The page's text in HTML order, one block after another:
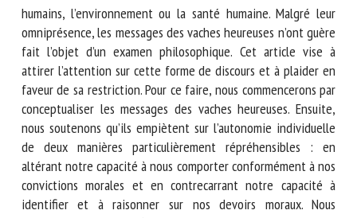
animaux non humains, l’environnement ou la santé humaine.
Malgré leur omniprésence, les messages des vaches
heureuses n’ont guère fait l’objet d’un examen
philosophique. Cet article vise à attirer l’attention sur cette
forme de discours et à plaider en faveur de sa restriction.
Pour ce faire, nous commencerons par conceptualiser les
messages des vaches heureuses. Ensuite, nous soutenons
qu’ils empiètent sur l’autonomie individuelle de deux
manières particulièrement répréhensibles : en altérant
notre capacité à nous comporter conformément à nos
convictions morales et en contrecarrant notre capacité à
En soumettant ce formulaire, j'accepte que les
informations saisies soient utilisées dans le cadre de la
relation avec le CNR BEA. *
Les champs suivis de * sont obligatoires